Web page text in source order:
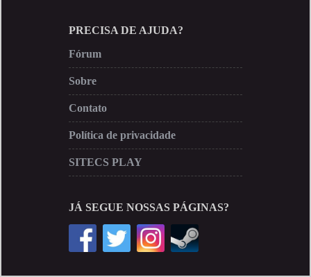
PRECISA DE AJUDA?
Fórum
Sobre
Contato
Política de privacidade
SITECS PLAY
JÁ SEGUE NOSSAS PÁGINAS?